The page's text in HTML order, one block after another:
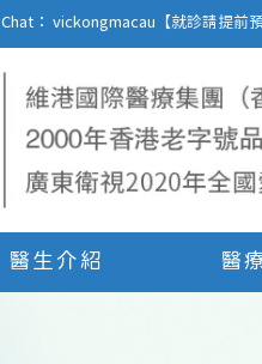
： vickongmacau【就診請提前
醫生介紹 醫